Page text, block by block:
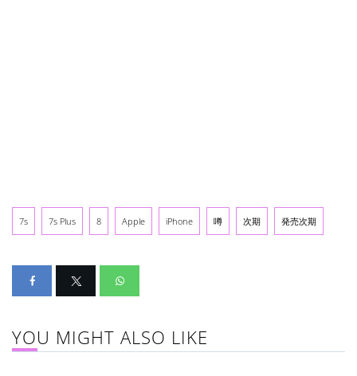
7s 7s Plus 8 Apple iPhone 噂 次期 発売次期
YOU MIGHT ALSO LIKE